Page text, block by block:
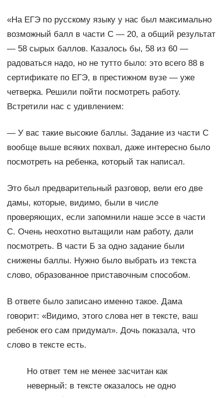
«На ЕГЭ по русскому языку у нас был максимально
возможный балл в части С — 20, а общий результат
— 58 сырых баллов. Казалось бы, 58 из 60 —
радоваться надо, но не тут­то было: это всего 88 в
сертификате по ЕГЭ, в престижном вузе — уже
четверка. Решили пойти посмотреть работу.
Встретили нас с удивлением:
— У вас такие высокие баллы. Задание из части С
вообще выше всяких похвал, даже интересно было
посмотреть на ребенка, который так написал.
Это был предварительный разговор, вели его две
дамы, которые, видимо, были в числе
проверяющих, если запомнили наше эссе в части
С. Очень неохотно вытащили нам работу, дали
посмотреть. В части Б за одно задание были
снижены баллы. Нужно было выбрать из текста
слово, образованное приставочным способом.
В ответе было записано именно такое. Дама
говорит: «Видимо, этого слова нет в тексте, ваш
ребенок его сам придумал». Дочь показала, что
слово в тексте есть.
Но ответ тем не менее засчитан как
неверный: в тексте оказалось не одно